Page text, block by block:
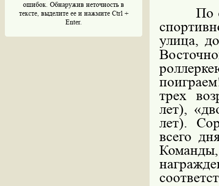
ошибок. Обнаружив неточность в
тексте, выделите ее и нажмите Ctrl +
Enter.
По
улица,
трех
лет),
лет).
всего